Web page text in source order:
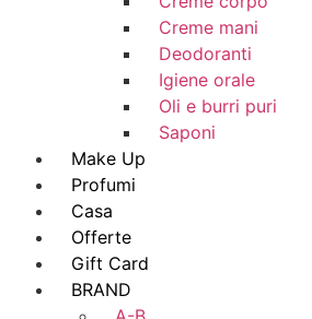
Creme mani
Deodoranti
Igiene orale
Oli e burri puri
Saponi
Make Up
Profumi
Casa
Offerte
Gift Card
BRAND